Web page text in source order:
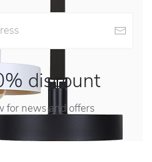
discount
for news and offers